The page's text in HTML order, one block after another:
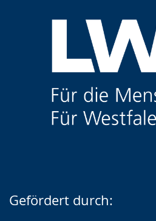
Gefördert durch: